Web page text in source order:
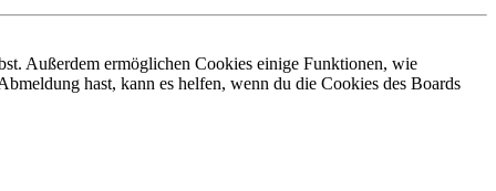
Außerdem ermöglichen Cookies einige Funktionen, wie
hast, kann es helfen, wenn du die Cookies des Boards